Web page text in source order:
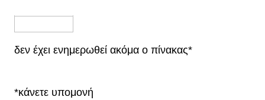
δεν έχει ενημερωθεί ακόμα ο πίνακας*
*κάνετε υπομονή